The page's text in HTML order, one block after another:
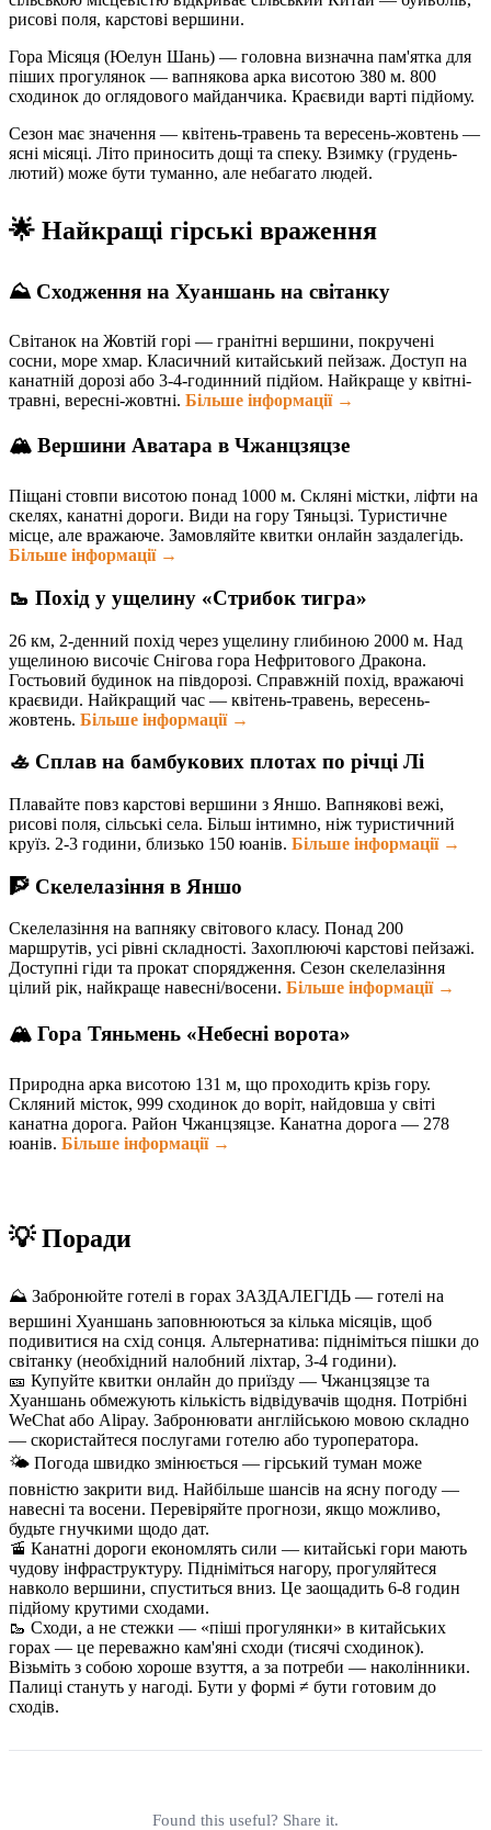
рисові поля, карстові вершини.
Гора Місяця (Юелун Шань) — головна визначна пам'ятка для
піших прогулянок — вапнякова арка висотою 380 м. 800
сходинок до оглядового майданчика. Краєвиди варті підйому.
Сезон має значення — квітень-травень та вересень-жовтень —
ясні місяці. Літо приносить дощі та спеку. Взимку (грудень-
лютий) може бути туманно, але небагато людей.
🌟 Найкращі гірські враження
⛰️ Сходження на Хуаншань на світанку
Світанок на Жовтій горі — гранітні вершини, покручені
сосни, море хмар. Класичний китайський пейзаж. Доступ на
канатній дорозі або 3-4-годинний підйом. Найкраще у квітні-
травні, вересні-жовтні. Більше інформації →
🏔️ Вершини Аватара в Чжанцзяцзе
Піщані стовпи висотою понад 1000 м. Скляні містки, ліфти на
скелях, канатні дороги. Види на гору Тяньцзі. Туристичне
місце, але вражаюче. Замовляйте квитки онлайн заздалегідь.
Більше інформації →
🥾 Похід у ущелину «Стрибок тигра»
26 км, 2-денний похід через ущелину глибиною 2000 м. Над
ущелиною височіє Снігова гора Нефритового Дракона.
Гостьовий будинок на півдорозі. Справжній похід, вражаючі
краєвиди. Найкращий час — квітень-травень, вересень-
жовтень. Більше інформації →
🚣 Сплав на бамбукових плотах по річці Лі
Плавайте повз карстові вершини з Яншо. Вапнякові вежі,
рисові поля, сільські села. Більш інтимно, ніж туристичний
круїз. 2-3 години, близько 150 юанів. Більше інформації →
🧗 Скелелазіння в Яншо
Скелелазіння на вапняку світового класу. Понад 200
маршрутів, усі рівні складності. Захоплюючі карстові пейзажі.
Доступні гіди та прокат спорядження. Сезон скелелазіння
цілий рік, найкраще навесні/восени. Більше інформації →
🏔️ Гора Тяньмень «Небесні ворота»
Природна арка висотою 131 м, що проходить крізь гору.
Скляний місток, 999 сходинок до воріт, найдовша у світі
канатна дорога. Район Чжанцзяцзе. Канатна дорога — 278
юанів. Більше інформації →
💡 Поради
⛰️ Забронюйте готелі в горах ЗАЗДАЛЕГІДЬ — готелі на
вершині Хуаншань заповнюються за кілька місяців, щоб
подивитися на схід сонця. Альтернатива: підніміться пішки до
світанку (необхідний налобний ліхтар, 3-4 години).
🎫 Купуйте квитки онлайн до приїзду — Чжанцзяцзе та
Хуаншань обмежують кількість відвідувачів щодня. Потрібні
WeChat або Alipay. Забронювати англійською мовою складно
— скористайтеся послугами готелю або туроператора.
🌤️ Погода швидко змінюється — гірський туман може
повністю закрити вид. Найбільше шансів на ясну погоду —
навесні та восени. Перевіряйте прогнози, якщо можливо,
будьте гнучкими щодо дат.
🚡 Канатні дороги економлять сили — китайські гори мають
чудову інфраструктуру. Підніміться нагору, прогуляйтеся
навколо вершини, спуститься вниз. Це заощадить 6-8 годин
підйому крутими сходами.
🥾 Сходи, а не стежки — «піші прогулянки» в китайських
горах — це переважно кам'яні сходи (тисячі сходинок).
Візьміть з собою хороше взуття, а за потреби — наколінники.
Палиці стануть у нагоді. Бути у формі ≠ бути готовим до
сходів.
Found this useful? Share it.